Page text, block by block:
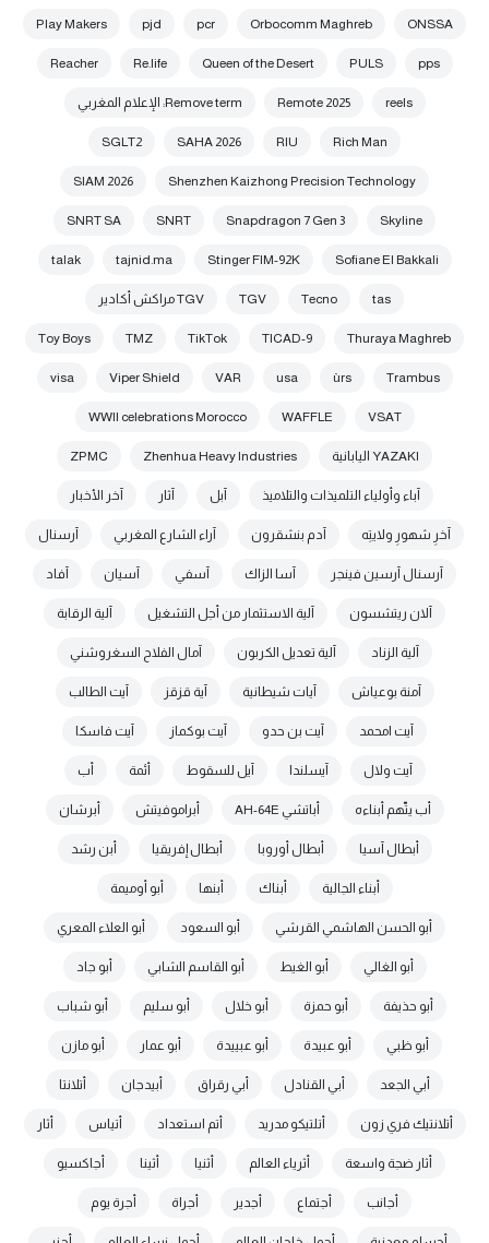
ONSSA
Orbocomm Maghreb
pcr
pjd
Play Makers
pps
PULS
Queen of the Desert
Re.life
Reacher
reels
Remote 2025 Remove term: الإعلام المغربي
Rich Man
RIU
SAHA 2026
SGLT2
Shenzhen Kaizhong Precision Technology
SIAM 2026
Skyline
Snapdragon 7 Gen 3
SNRT
SNRT SA
Sofiane El Bakkali
Stinger FIM-92K
tajnid.ma
talak
tas
Tecno
TGV TGV مراكش أكادير
Thuraya Maghreb
TICAD-9
TikTok
TMZ
Toy Boys
Trambus
ùrs
usa
VAR
Viper Shield
visa
VSAT
WAFFLE
WWII celebrations Morocco
YAZAKI اليابانية Zhenhua Heavy Industries
ZPMC
آباء وأولياء التلميذات والتلاميذ آبل آثار آخر الأخبار
آخرِ شهورِ ولايتِه آدم بنشقرون آراء الشارع المغربي آرسنال
آرسنال آرسين فينجر آسا الزاك آسفي آسيان آفاد
آلان ريتشسون آلية الاستثمار من أجل التشغيل آلية الرقابة
آلية الزناد آلية تعديل الكربون آمال الفلاح السغروشني
آمنة بوعياش آيات شيطانية آية قزقز آيت الطالب
آيت امحمد آيت بن حدو آيت بوكماز آيت فاسكا
آيت ولال آيسلندا آيل للسقوط أئمة أب
أب يتّهم أبناءه أباتشي AH-64E أبراموفيتش أبرشان
أبطال آسيا أبطال أوروبا أبطال إفريقيا أبن رشد
أبناء الجالية أبناك أبنها أبو أوميمة
أبو الحسن الهاشمي القرشي أبو السعود أبو العلاء المعري
أبو الغالي أبو الغيط أبو القاسم الشابي أبو جاد
أبو حذيفة أبو حمزة أبو خلال أبو سليم أبو شباب
أبو ظبي أبو عبيدة أبو عبييدة أبو عمار أبو مازن
أبي الجعد أبي القنادل أبي رقراق أبيدجان أتلانتا
أتلانتيك فري زون أتلتيكو مدريد أتم استعداد أتياس أثار
أثار ضجة واسعة أثرياء العالم أثنيا أثينا أجاكسيو
أجانب أجتماع أجدير أجراة أجرة يوم